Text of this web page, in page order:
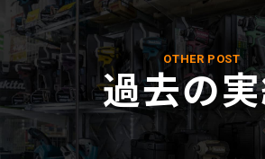
OTHER POST
過去の